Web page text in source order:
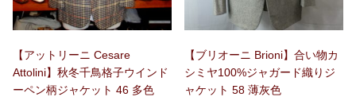
【アットリーニ Cesare
Attolini】秋冬千鳥格子ウインド
ーペン柄ジャケット 46 多色
【ブリオーニ Brioni】合い物カ
シミヤ100%ジャガード織りジ
ャケット 58 薄灰色